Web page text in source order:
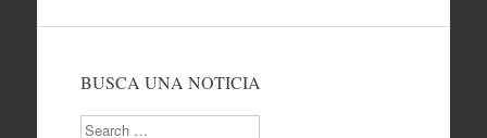
BUSCA UNA NOTICIA
Search